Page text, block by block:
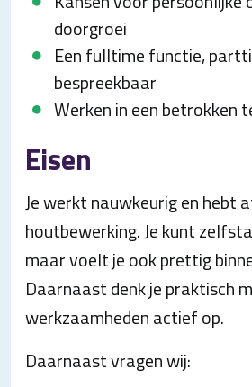
doorgroei
Een fulltime functie,
bespreekbaar
Werken in een betrokken
Eisen
Je werkt nauwkeurig en hebt
houtbewerking. Je kunt
maar voelt je ook prettig
Daarnaast denk je praktisch
werkzaamheden actief op.
Daarnaast vragen wij: